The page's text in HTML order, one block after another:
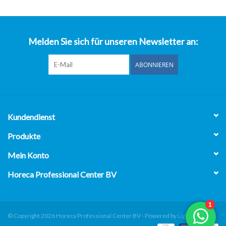
Melden Sie sich für unseren Newsletter an:
ABONNIEREN
Kundendienst
Produkte
Mein Konto
Horeca Professional Center BV
© Copyright 2026 Horeca Professional Center BV - Powered by Lightspeed